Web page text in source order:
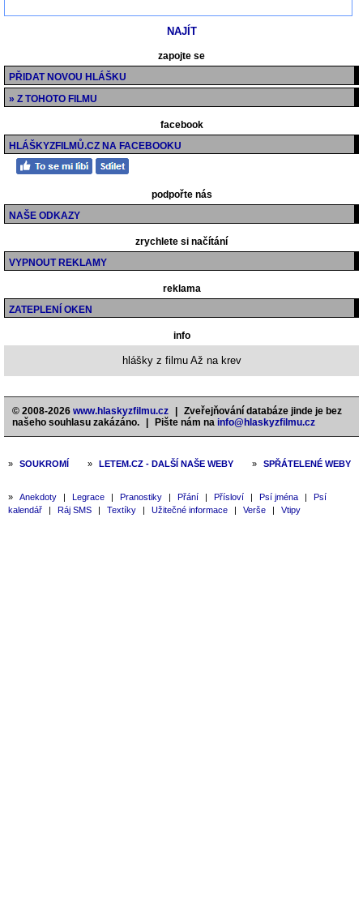
zapojte se
PŘIDAT NOVOU HLÁŠKU
» Z TOHOTO FILMU
facebook
HLÁŠKYZFILMŮ.CZ NA FACEBOOKU
podpořte nás
NAŠE ODKAZY
zrychlete si načítání
VYPNOUT REKLAMY
reklama
ZATEPLENÍ OKEN
info
hlášky z filmu Až na krev
© 2008-2026 www.hlaskyzfilmu.cz
Zveřejňování databáze jinde je bez
našeho souhlasu zakázáno.
Pište nám na info@hlaskyzfilmu.cz
» SOUKROMÍ » LETEM.CZ - DALŠÍ NAŠE WEBY » SPŘÁTELENÉ WEBY
» Anekdoty | Legrace | Pranostiky | Přání | Přísloví | Psí jména |
Psí
kalendář
| Ráj SMS | Textíky | Užitečné informace | Verše | Vtipy